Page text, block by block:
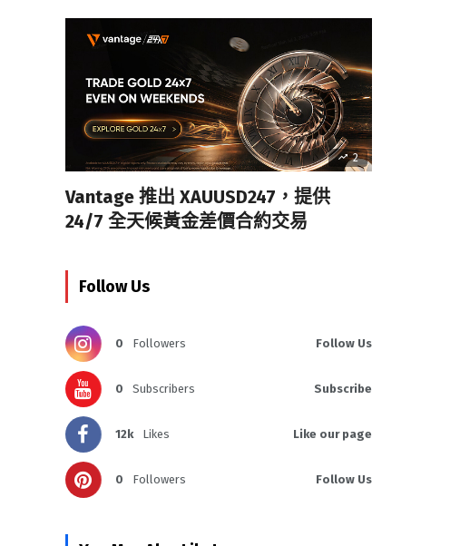
2
Vantage 推出 XAUUSD247，提供
24/7 全天候黃金差價合約交易
Follow Us
0 Followers Follow Us
0 Subscribers Subscribe
12k Likes Like our page
0 Followers Follow Us